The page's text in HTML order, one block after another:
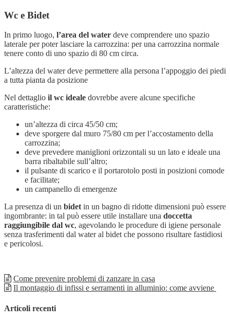
Wc e Bidet
In primo luogo, l’area del water deve comprendere uno spazio
laterale per poter lasciare la carrozzina: per una carrozzina normale
tenere conto di uno spazio di 80 cm circa.
L’altezza del water deve permettere alla persona l’appoggio dei piedi
a tutta pianta da posizione
Nel dettaglio il wc ideale dovrebbe avere alcune specifiche
caratteristiche:
un’altezza di circa 45/50 cm;
deve sporgere dal muro 75/80 cm per l’accostamento della
carrozzina;
deve prevedere maniglioni orizzontali su un lato e ideale una
barra ribaltabile sull’altro;
il pulsante di scarico e il portarotolo posti in posizioni comode
e facilitate;
un campanello di emergenze
La presenza di un bidet in un bagno di ridotte dimensioni può essere
ingombrante: in tal può essere utile installare una doccetta
raggiungibile dal wc, agevolando le procedure di igiene personale
senza trasferimenti dal water al bidet che possono risultare fastidiosi
e pericolosi.
Come prevenire problemi di zanzare in casa
Il montaggio di infissi e serramenti in alluminio: come avviene
Articoli recenti